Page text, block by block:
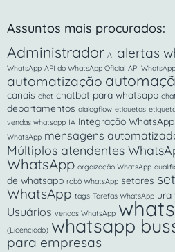
Assuntos mais procurados:
Administrador AI alertas
WhatsApp API do WhatsApp Oficial API WhatsApp
automatização
canais chat chatbot para whatsapp
departamentos dialogflow etiquetas
vendas whatsapp IA Integração WhatsApp
WhatsApp mensagens
Múltiplos atendentes
WhatsApp orgaização WhatsApp
de whatsapp robô WhatsApp setores
WhatsApp tags Tarefas WhatsApp ura
Usuários vendas WhatsApp
(Licenciado) whatsapp
para empresas